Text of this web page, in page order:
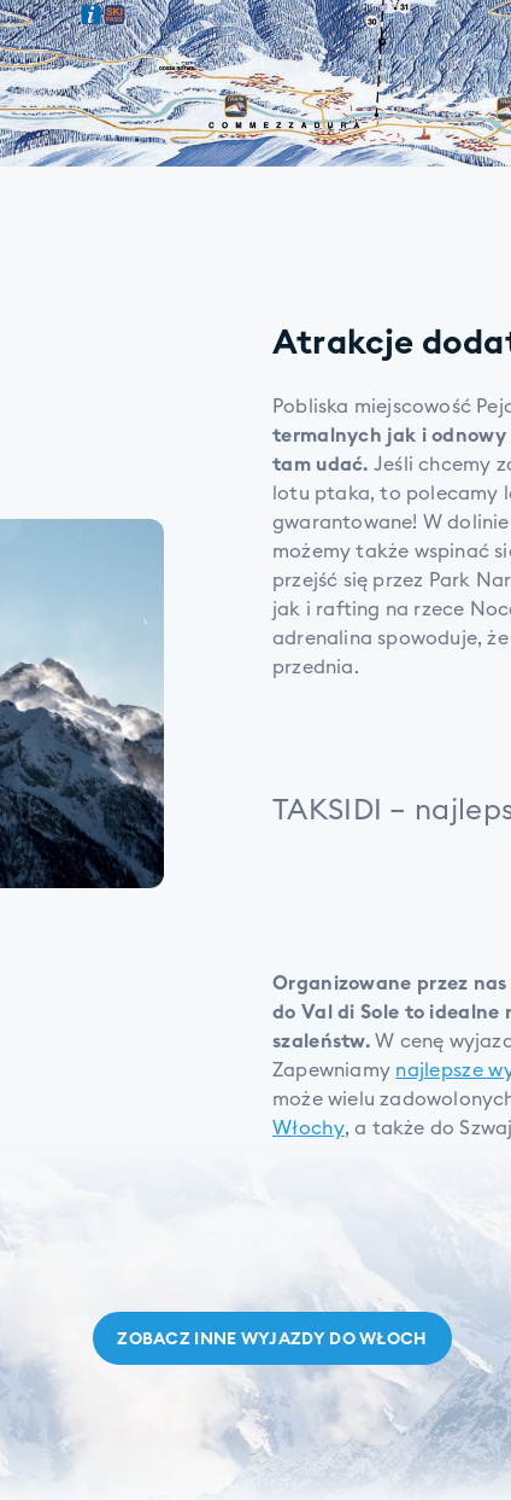
Atrakcje
Pobliska miejscowość
termalnych jak i odnowy
tam udać. Jeśli chcemy
lotu ptaka, to polecamy
gwarantowane! W
możemy także wspinać
przejść się przez Park
jak i rafting na rzece
adrenalina spowoduje,
przednia.
TAKSIDI –
Organizowane przez nas
do Val di Sole to idealne
szaleństw. W cenę
Zapewniamy najlepsze
może wielu
Włochy, a także do
ZOBACZ INNE WYJAZDY DOWŁOCH